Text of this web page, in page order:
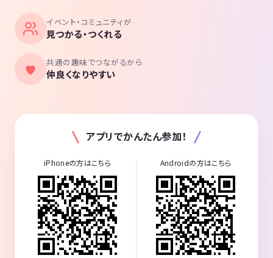
イベント・コミュニティが
見つかる・つくれる
共通の趣味でつながるから
仲良くなりやすい
アプリでかんたん参加！
iPhoneの方はこちら Androidの方はこちら